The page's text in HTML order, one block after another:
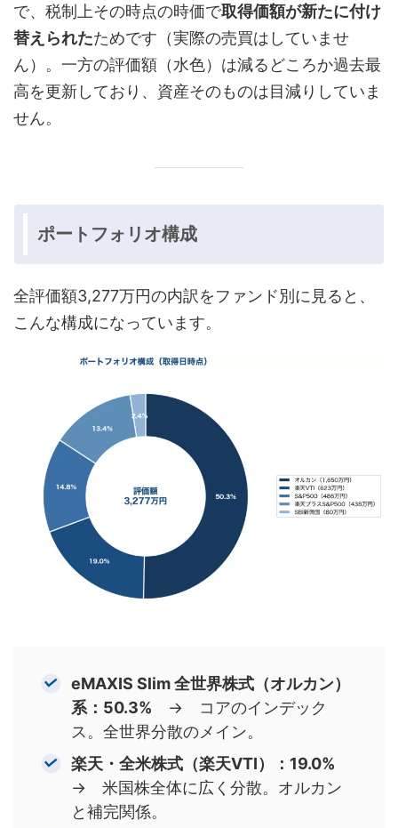
で、税制上その時点の時価で取得価額が新たに付け
替えられたためです（実際の売買はしていませ
ん）。一方の評価額（水色）は減るどころか過去最
高を更新しており、資産そのものは目減りしていま
せん。
ポートフォリオ構成
全評価額3,277万円の内訳をファンド別に見ると、
こんな構成になっています。
eMAXIS Slim 全世界株式（オルカン）
系：50.3% → コアのインデック
ス。全世界分散のメイン。
楽天・全米株式（楽天VTI）：19.0%
→ 米国株全体に広く分散。オルカン
と補完関係。